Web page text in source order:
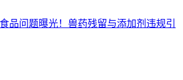
品问题曝光！兽药残留与添加剂违规引